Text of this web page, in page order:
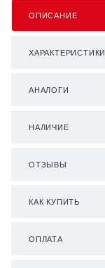
ОПИСАНИЕ
ХАРАКТЕРИСТИКИ
АНАЛОГИ
НАЛИЧИЕ
ОТЗЫВЫ
КАК КУПИТЬ
ОПЛАТА